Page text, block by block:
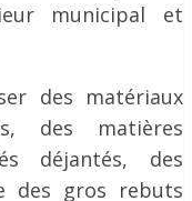
municipal et
des matériaux
des matières
déjantés, des
des gros rebuts